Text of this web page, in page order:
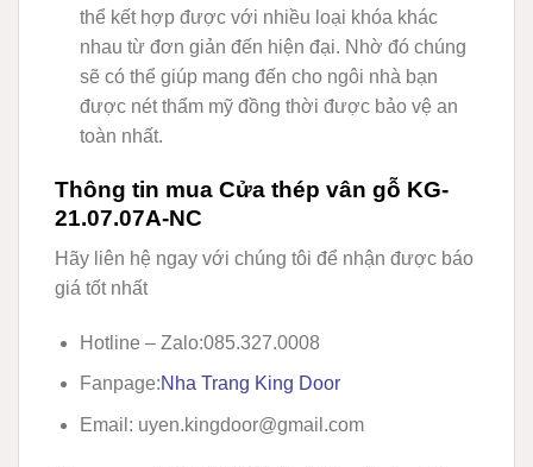
thể kết hợp được với nhiều loại khóa khác
nhau từ đơn giản đến hiện đại. Nhờ đó chúng
sẽ có thể giúp mang đến cho ngôi nhà bạn
được nét thẩm mỹ đồng thời được bảo vệ an
toàn nhất.
Thông tin mua Cửa thép vân gỗ KG-
21.07.07A-NC
Hãy liên hệ ngay với chúng tôi để nhận được báo
giá tốt nhất
Hotline – Zalo:085.327.0008
Fanpage:Nha Trang King Door
Email: uyen.kingdoor@gmail.com